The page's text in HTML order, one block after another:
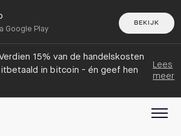
Google Play
BEKIJK
15% van de handelskosten
in bitcoin - én geef hen
Lees
meer